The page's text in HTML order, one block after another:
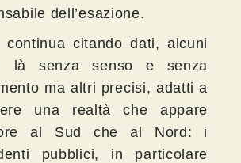
dell’esazione.
continua citando dati, alcuni
là senza senso e senza
ma altri precisi, adatti a
una realtà che appare
al Sud che al Nord: i
pubblici, in particolare